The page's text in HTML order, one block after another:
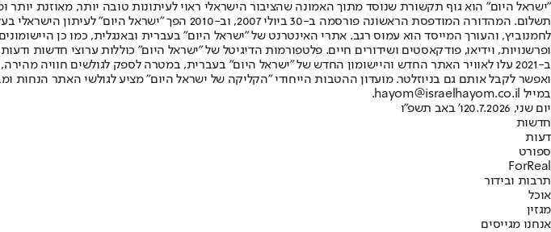
"ישראל היום" הוא גוף תקשורת שנוסד מתוך האמונה שהציבור הישראלי ראוי לעיתונות טובה יותר, מאוזנת יותר
תשלום. המהדורה המודפסת הראשונה פורסמה ב-30 ביולי
ופרשנויות, וידיאו, פודקאסטים ושידורים חיים. פלטפורמות הדיגיטל של "ישראל היום" כוללות ערוצי חדשות
ב-2021 עלו לאוויר האתר החדש והיישומון החדש של "ישראל היום" בעברית, במטרה לספק לגולשים חוויה
ואפשר לקבל אותם גם בניוזלטר. מועדון ההטבות הייחודי "הקליקה של ישראל היום" מציע לגולשי האתר הנחות
במייל hayom@israelhayom.co.il.
יום שני, 20.7.2026
ו' באב תשפ"ו
חדשות
דעות
ספורט
ForReal
תרבות ובידור
אוכל
מגזין
אנחנו מגייסים